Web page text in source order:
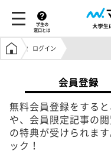
学生の
窓口とは
学生の窓口トップ
ログイン
会員登録
無料会員登録をする
や、会員限定記事の
の特典が受けられま
ック！